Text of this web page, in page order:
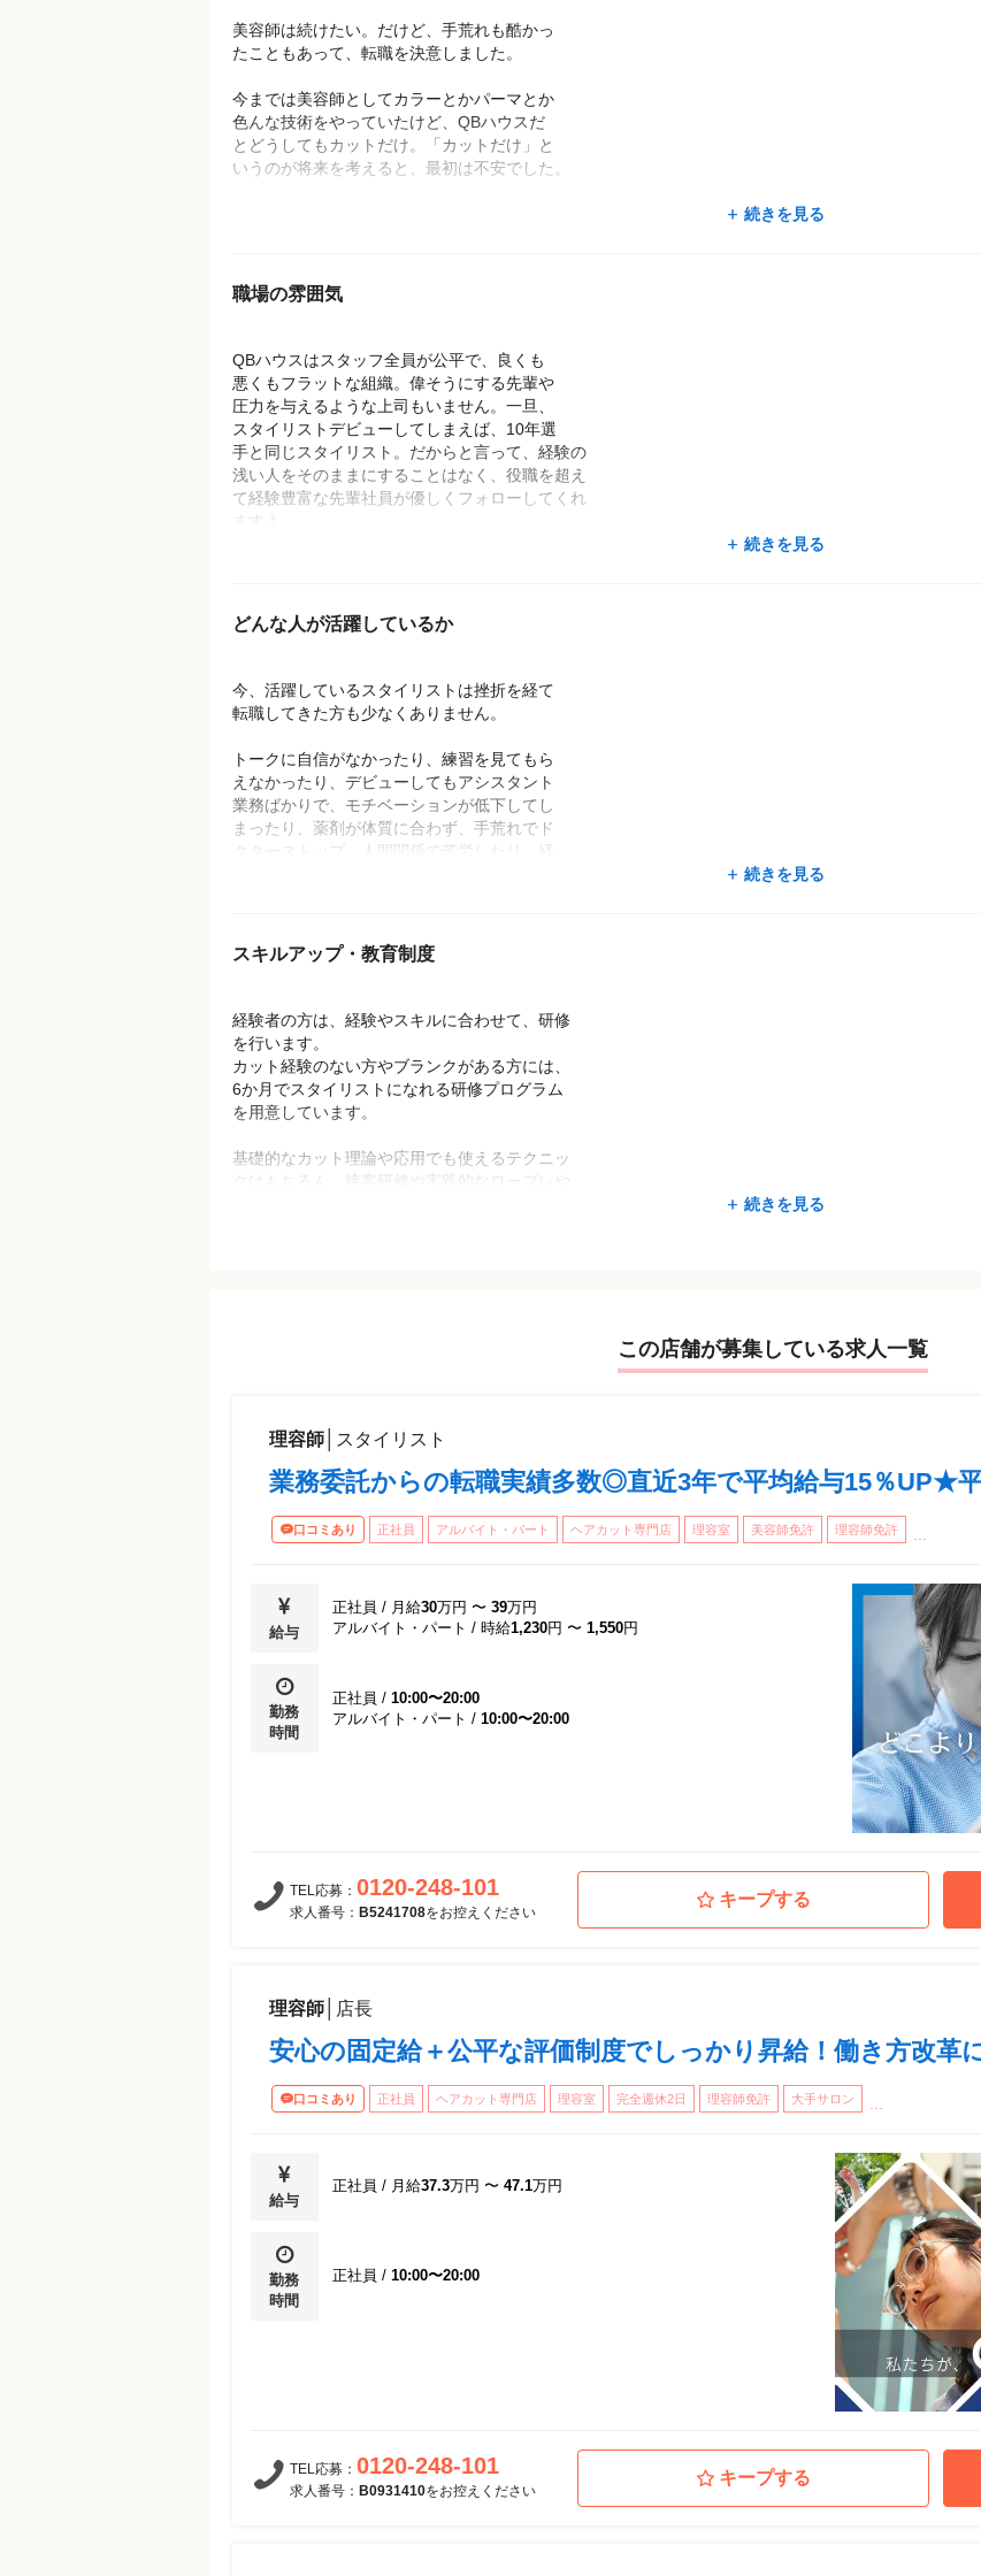
美容師は続けたい。だけど、手荒れも酷かっ
たこともあって、転職を決意しました。
今までは美容師としてカラーとかパーマとか
色んな技術をやっていたけど、QBハウスだ
とどうしてもカットだけ。「カットだけ」と
いうのが将来を考えると、最初は不安でした。
たまたま、面接を担当してもらった店長が、
カットへのこだわりが強く、1200円だからっ
技術がすごい上手な方。バリカンを自分が触っ
た事もない所から丁寧に教えて頂きました。
QBハウスで働くようになってからは、思って
た以上に自分はカットが好きで、はさみを使う
仕事が好きなことに気づきました。そして、ど
んどんきわめていきたいという気持ちが強くな
りました。
続きを見る
職場の雰囲気
QBハウスはスタッフ全員が公平で、良くも
悪くもフラットな組織。偉そうにする先輩や
圧力を与えるような上司もいません。一旦、
スタイリストデビューしてしまえば、10年選
手と同じスタイリスト。だからと言って、経験の
浅い人をそのままにすることはなく、役職を超え
て経験豊富な先輩社員が優しくフォローしてくれ
ますよ。
されますので、いろいろなスタイルを経験するこ
とができますので、あなたの経験値がダントツに
お子様からご年配の方まで男女を問わずヘアカッ
トサービスをご利用いただいています。
【美容師、理容師の割合】
美容師：理容師＝7：3
【国内スタッフ数】
41歳
【年代別スタッフの構成】
20代15.3％／30代32.5%／40代28.1%／50代
19.6%／60代以上4.5%
入社後の定着率は驚異の93.4%！
年齢、性別問わず、スタッフ全員が大好きな
続きを見る
どんな人が活躍しているか
今、活躍しているスタイリストは挫折を経て
転職してきた方も少なくありません。
トークに自信がなかったり、練習を見てもら
えなかったり、デビューしてもアシスタント
業務ばかりで、モチベーションが低下してし
まったり、薬剤が体質に合わず、手荒れでド
クターストップ、人間関係で苦労したり、経
『高い技術を身に付けたい』や『お客様を喜
ばせたい』という想いがあるにもかかわらず、
室を辞めざるを得なくなる。我々は、そんな
人たちの再チャレンジの場になりたい。
まだまだ長い美容師人生、技術の向上を目指
したい方。チャンスがたくさんあります!
＝＝＝こんな方におすすめ＝＝＝
●現職の美容院でワークライフバランスが
ある方
●主婦（夫）歓迎
●再挑戦、復帰歓迎！ブランクOK
●フリーター歓迎
●美容師資格をお持ちのアイリストやネイリ
ストの方
＝＝＝＝＝＝＝＝＝＝＝＝＝＝＝＝＝＝＝
専業主婦(夫)／無職、理美容専門学校生、フ
リーター（コンビニ・スーパーなど）、飲食
店店員、工場期間工／製造業、派遣登録スタ
続きを見る
スキルアップ・教育制度
経験者の方は、経験やスキルに合わせて、研修
を行います。
カット経験のない方やブランクがある方には、
6か月でスタイリストになれる研修プログラム
を用意しています。
基礎的なカット理論や応用でも使えるテクニッ
クはもちろん、接客研修や実践的なロープレや
人差はあります）
専門学校で学ぶようなイメージですが、研修中も
給与支給／研修費は無料なのも安心してください。
を更に高めるための月1回×12回のフォローアップ
研修やマネジメントに興味がある方には店長育成
ます。
＜研修プログラムについて＞
入社式 / QBハウス一般業務フロー / クレーム対
応 / 入社時研修（社会変化・仕事とは・組織理解
）/ オペレーション研修
カット理論（バリカン・セニング・刈り上げ）/ テ
クニック（直バサミとバリカン・トリマーワーク）/
カウンセリング理論
▽5ヶ月目
・ロールプレイング）
カット理論（ワンレングス）・ テクニック（クシの持
▽7ヶ月目以降（スタイリストデビュー後）
＜フォローアップ研修＞月1回×12ヶ月
（研修6ヶ月間ではメンズスタイルをメインに研修を
進めていくため、研修終了後にレディーススタイルへ
の知識や技術を深めていただいています。）
続きを見る
この店舗が募集している求人一覧
理容師 スタイリスト
業務委託からの転職実績多数◎直近3年で平均給与15％UP★
口コミあり 正社員 アルバイト・パート ヘアカット専門店 理容室 美容師免許 理容師免許
給与
正社員 / 月給30万円 〜 39万円
アルバイト・パート / 時給1,230円 〜 1,550円
勤務
時間
正社員 / 10:00〜20:00
アルバイト・パート / 10:00〜20:00
TEL応募： 0120-248-101
求人番号： B5241708をお控えください
キープする
理容師 店長
安心の固定給＋公平な評価制度でしっかり昇給！働き方改革
口コミあり 正社員 ヘアカット専門店 理容室 完全週休2日 理容師免許 大手サロン
給与
正社員 / 月給37.3万円 〜 47.1万円
勤務
時間
正社員 / 10:00〜20:00
TEL応募： 0120-248-101
求人番号： B0931410をお控えください
キープする